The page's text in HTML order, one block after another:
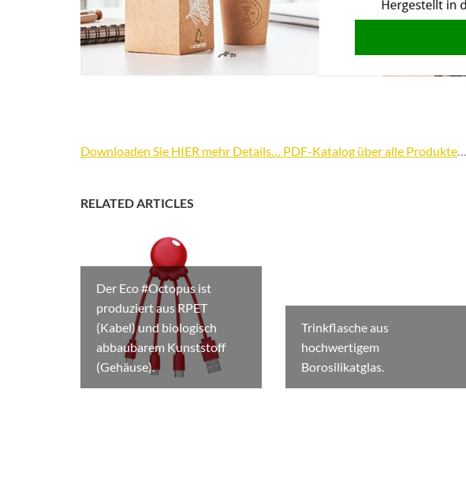
Downloaden Sie HIER mehr Details… PDF-Katalog über alle Produkte…
RELATED ARTICLES
Der Eco #Octopus ist
produziert aus RPET
(Kabel) und biologisch
abbaubarem Kunststoff
(Gehäuse).
Trinkflasche aus
hochwertigem
Borosilikatglas.